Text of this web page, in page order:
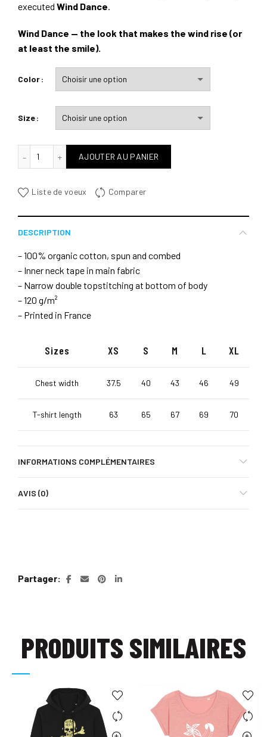
executed Wind Dance.
Wind Dance — the look that makes the wind rise (or
at least the smile).
Color
Size
AJOUTER AU PANIER
Liste de voeux Comparer
DESCRIPTION
– 100% organic cotton, spun and combed
– Inner neck tape in main fabric
– Narrow double topstitching at bottom of body
– 120 g/m²
– Printed in France
Sizes XS S M L XL
Chest width 37.5 40 43 46 49
T-shirt length 63 65 67 69 70
INFORMATIONS COMPLÉMENTAIRES
AVIS (0)
Partager
PRODUITS SIMILAIRES